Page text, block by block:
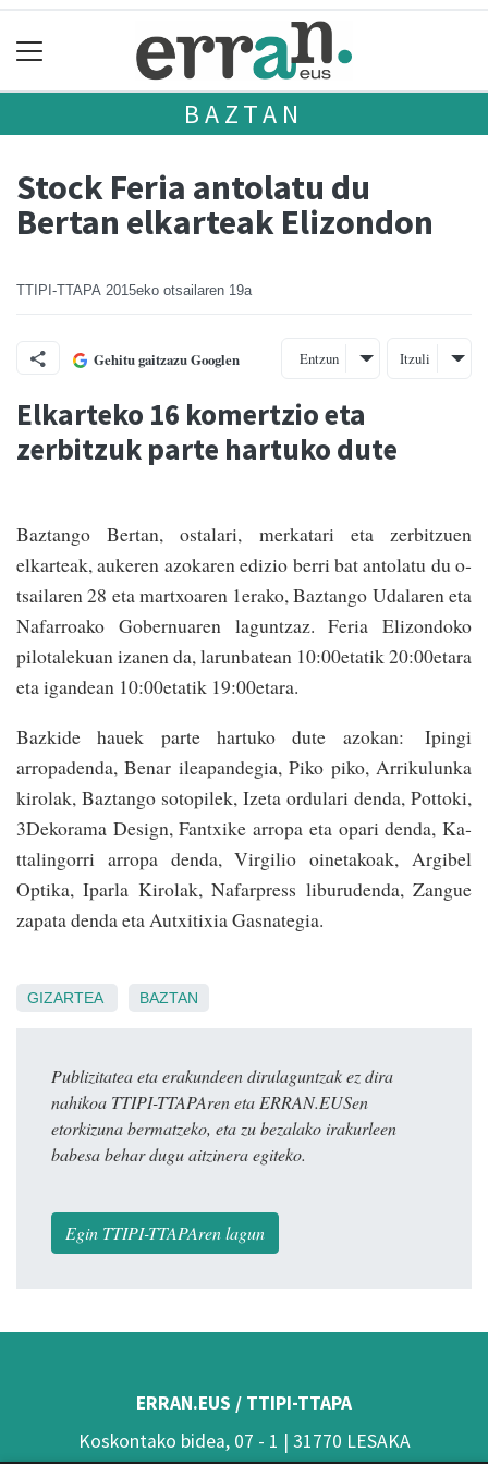
BAZTAN
Stock Feria antolatu du
Bertan elkarteak Elizondon
TTIPI-TTAPA 2015eko otsailaren 19a
Gehitu gaitzazu Googlen Entzun Itzuli
Elkarteko 16 komertzio eta
zerbitzuk parte hartuko dute
Baztango Bertan, ostalari, merkatari eta zerbitzuen
elkarteak, aukeren azokaren edizio berri bat antolatu du o­
tsailaren 28 eta mar­txoaren 1erako, Baztango Udalaren eta
Nafa­rroako Gobernuaren laguntzaz. Feria Elizondoko
pilotalekuan izanen da, larunbatean 10:00etatik 20:00etara
eta igandean 10:00etatik 19:00etara.
Bazkide hauek parte hartuko dute azokan: Ipingi
arropadenda, Benar ileapandegia, Piko piko, Arrikulunka
kirolak, Baztango sotopilek, Izeta ordulari denda, Pottoki,
3Dekorama Design, Fantxike arropa eta opari denda, Ka­
ttalingorri arropa denda, Virgilio oinetakoak, Argibel
Optika, Iparla Kirolak, Nafarpress liburudenda, Zangue
zapata denda eta Autxitixia Gasnategia.
GIZARTEA BAZTAN
Publizitatea eta erakundeen dirulaguntzak ez dira
nahikoa TTIPI-TTAPAren eta ERRAN.EUSen
etorkizuna bermatzeko, eta zu bezalako irakurleen
babesa behar dugu aitzinera egiteko.
Egin TTIPI-TTAPAren lagun
ERRAN.EUS / TTIPI-TTAPA
Koskontako bidea, 07 - 1 | 31770 LESAKA